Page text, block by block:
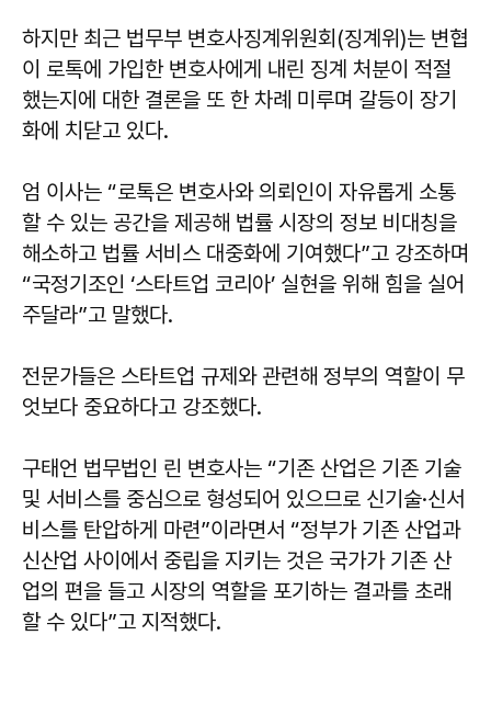
하지만 최근 법무부 변호사징계위원회(징계위)는 변협
이 로톡에 가입한 변호사에게 내린 징계 처분이 적절
했는지에 대한 결론을 또 한 차례 미루며 갈등이 장기
화에 치닫고 있다.
엄 이사는 “로톡은 변호사와 의뢰인이 자유롭게 소통
할 수 있는 공간을 제공해 법률 시장의 정보 비대칭을
해소하고 법률 서비스 대중화에 기여했다”고 강조하며
“국정기조인 ‘스타트업 코리아’ 실현을 위해 힘을 실어
주달라”고 말했다.
전문가들은 스타트업 규제와 관련해 정부의 역할이 무
엇보다 중요하다고 강조했다.
구태언 법무법인 린 변호사는 “기존 산업은 기존 기술
및 서비스를 중심으로 형성되어 있으므로 신기술·신서
비스를 탄압하게 마련”이라면서 “정부가 기존 산업과
신산업 사이에서 중립을 지키는 것은 국가가 기존 산
업의 편을 들고 시장의 역할을 포기하는 결과를 초래
할 수 있다”고 지적했다.